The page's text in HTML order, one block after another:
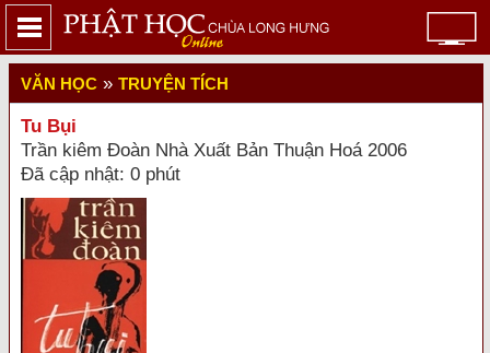
VĂN HỌC » TRUYỆN TÍCH
Tu Bụi
Trần kiêm Đoàn Nhà Xuất Bản Thuận Hoá 2006
Đã cập nhật: 0 phút